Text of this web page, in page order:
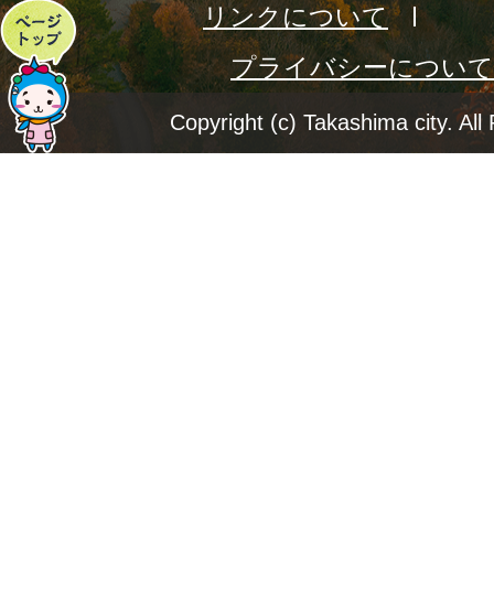
ペ
ー
ジ
リンクについて
プライバシーについて
Copyright (c) Takashima city. All